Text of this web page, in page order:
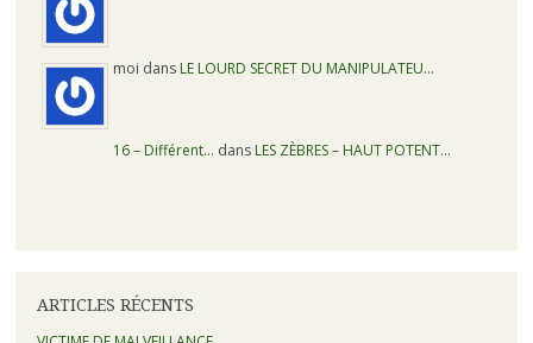
moi dans LE LOURD SECRET DU MANIPULATEU…
16 – Différent… dans LES ZÈBRES – HAUT POTENT…
ARTICLES RÉCENTS